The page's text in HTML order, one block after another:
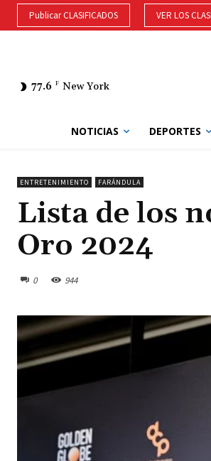
Publicar CLASIFICADOS VER LOS
77.6 F New York
NOTICIAS DEPORTES
ENTRETENIMIENTO FARÁNDULA
Lista de los
Oro 2024
0 944